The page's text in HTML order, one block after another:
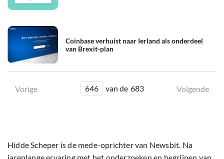
Coinbase verhuist naar Ierland als onderdeel
van Brexit-plan
Vorige 646 van de 683 Volgende
Hidde Scheper is de mede-oprichter van Newsbit. Na